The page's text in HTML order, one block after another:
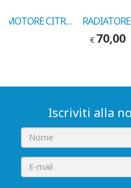
RADIATORE MOTORE CITROEN BERLINGO-RANCH COD.VALEO 732563
€ 70,00
Iscriviti alla